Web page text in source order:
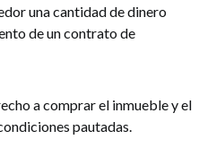
una cantidad de dinero
de un contrato de
a comprar el inmueble y el
pautadas.